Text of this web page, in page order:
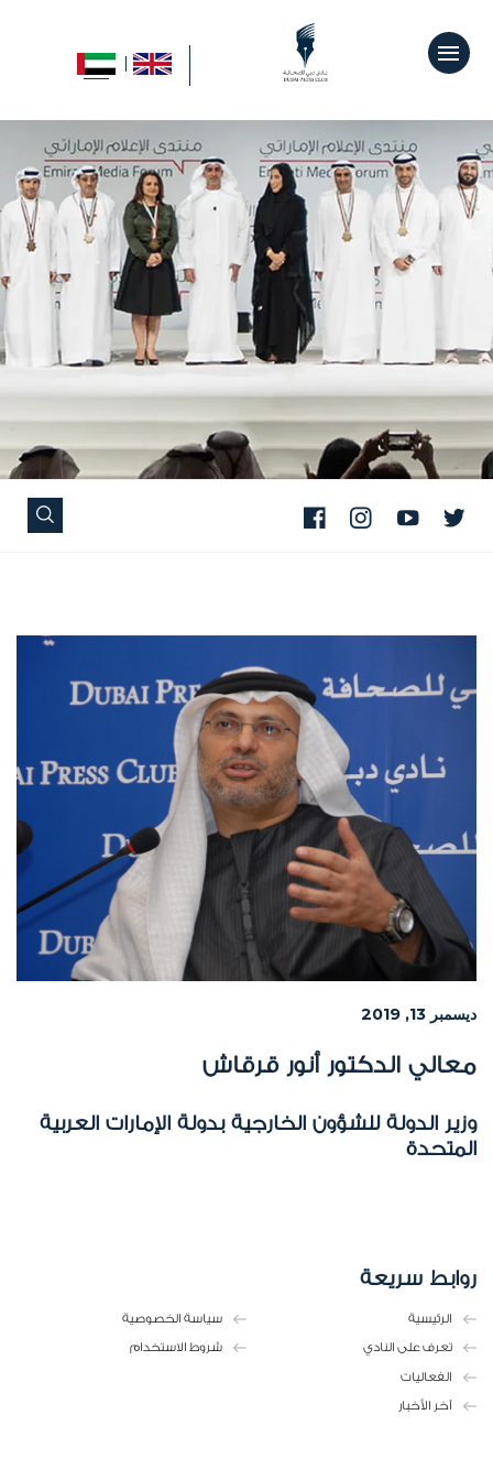
ديسمبر 13, 2019
معالي الدكتور أنور قرقاش
وزير الدولة للشؤون الخارجية بدولة الإمارات العربية
المتحدة
روابط سريعة
الرئيسية
تعرف على النادي
الفعاليات
آخر الأخبار
سياسة الخصوصية
شروط الاستخدام